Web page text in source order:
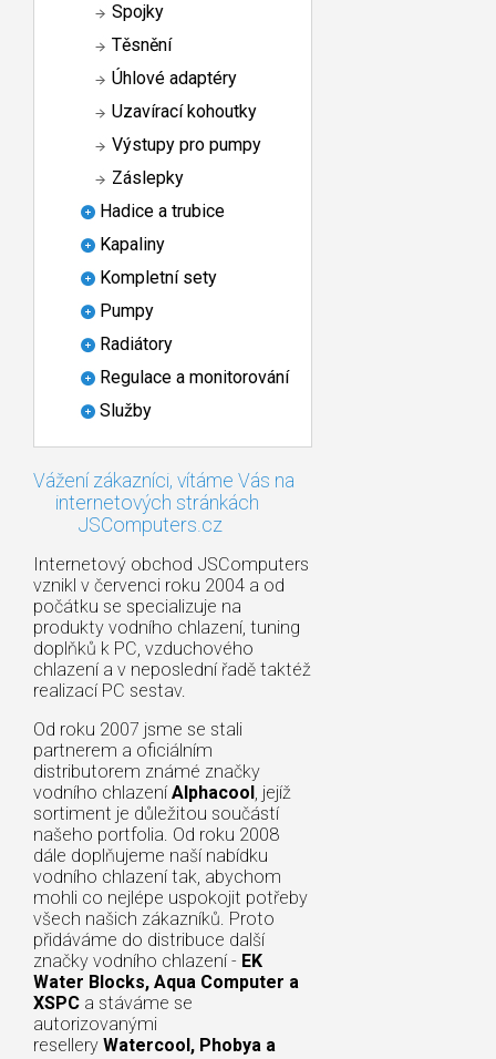
Spojky
Těsnění
Úhlové adaptéry
Uzavírací kohoutky
Výstupy pro pumpy
Záslepky
Hadice a trubice
Kapaliny
Kompletní sety
Pumpy
Radiátory
Regulace a monitorování
Služby
Vážení zákazníci, vítáme Vás na
internetových stránkách
JSComputers.cz
Internetový obchod JSComputers
vznikl v červenci roku 2004 a od
počátku se specializuje na
produkty vodního chlazení, tuning
doplňků k PC, vzduchového
chlazení a v neposlední řadě taktéž
realizací PC sestav.
Od roku 2007 jsme se stali
partnerem a oficiálním
distributorem známé značky
vodního chlazení Alphacool, jejíž
sortiment je důležitou součástí
našeho portfolia. Od roku 2008
dále doplňujeme naší nabídku
vodního chlazení tak, abychom
mohli co nejlépe uspokojit potřeby
všech našich zákazníků. Proto
přidáváme do distribuce další
značky vodního chlazení - EK
Water Blocks, Aqua Computer a
XSPC a stáváme se
autorizovanými
resellery Watercool, Phobya a